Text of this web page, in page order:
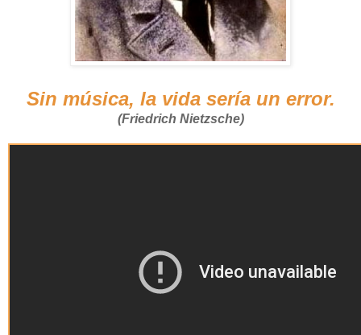
Sin música, la vida sería un error.
(Friedrich Nietzsche)